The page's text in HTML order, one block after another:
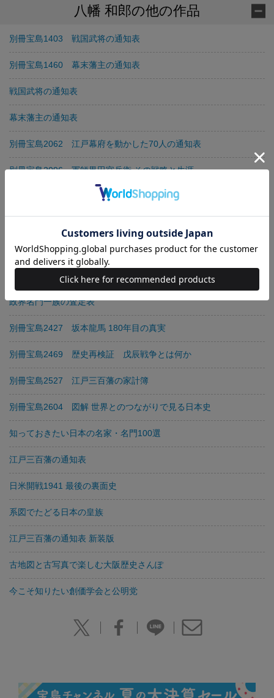
八幡 和郎の他の作品
別冊宝島1403 戦国武将の通知表
別冊宝島1460 幕末藩主の通知表
戦国武将の通知表
幕末藩主の通知表
別冊宝島2062 江戸幕府を動かした70人の通知表
別冊宝島2096 軍師黒田官兵衛 その戦略と生涯
「その後」の日本史
別冊宝島2395 実録 参勤交代
政界名門一族の査定表
別冊宝島2427 坂本龍馬 180年目の真実
別冊宝島2469 歴史再検証 戊辰戦争とは何か
別冊宝島2527 江戸三百藩の家計簿
別冊宝島2604 図解 世界とのつながりで見る日本史
知っておきたい日本の名家・名門100選
江戸三百藩の通知表
日米開戦1941 最後の裏面史
系図でたどる日本の皇族
江戸三百藩の通知表 新装版
古地図と古写真で楽しむ大阪歴史さんぽ
今こそ知りたい創価学会と公明党